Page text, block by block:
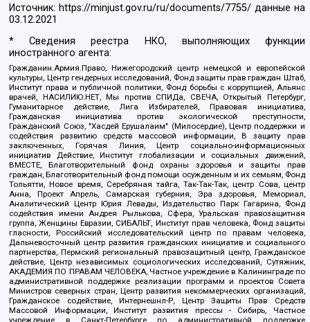
Источник: https://minjust.gov.ru/ru/documents/7755/ данные на
03.12.2021
* Сведения реестра НКО, выполняющих функции
иностранного агента:
Гражданин.Армия.Право, Нижегородский центр немецкой и европейской
культуры, Центр гендерных исследований, Фонд защиты прав граждан Штаб,
Институт права и публичной политики, Фонд борьбы с коррупцией, Альянс
врачей, НАСИЛИЮ.НЕТ, Мы против СПИДа, СВЕЧА, Открытый Петербург,
Гуманитарное действие, Лига Избирателей, Правовая инициатива,
Гражданская инициатива против экологической преступности,
Гражданский Союз, "Хасдей Ерушалаим" (Милосердие), Центр поддержки и
содействия развитию средств массовой информации, В защиту прав
заключенных, Горячая Линия, Центр социально-информационных
инициатив Действие, Институт глобализации и социальных движений,
ВМЕСТЕ, Благотворительный фонд охраны здоровья и защиты прав
граждан, Благотворительный фонд помощи осужденным и их семьям, Фонд
Тольятти, Новое время, Серебряная тайга, Так-Так-Так, центр Сова, центр
Анна, Проект Апрель, Самарская губерния, Эра здоровья, Мемориал,
Аналитический Центр Юрия Левады, Издательство Парк Гагарина, Фонд
содействия имени Андрея Рылькова, Сфера, Уральская правозащитная
группа, Женщины Евразии, СИБАЛЬТ, Институт прав человека, Фонд защиты
гласности, Российский исследовательский центр по правам человека,
Дальневосточный центр развития гражданских инициатив и социального
партнерства, Пермский региональный правозащитный центр, Гражданское
действие, Центр независимых социологических исследований, Сутяжник,
АКАДЕМИЯ ПО ПРАВАМ ЧЕЛОВЕКА, Частное учреждение в Калининграде по
административной поддержке реализации программ и проектов Совета
Министров северных стран, Центр развития некоммерческих организаций,
Гражданское содействие, Интернешнл-Р, Центр Защиты Прав Средств
Массовой Информации, Институт развития прессы - Сибирь, Частное
учреждение в Санкт-Петербурге по административной поддержке